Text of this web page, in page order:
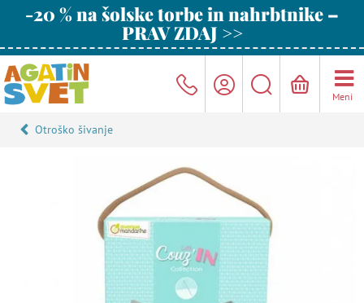
-20 % na šolske torbe in nahrbtnike –
PRAV ZDAJ >>
Meni
Otroško šivanje